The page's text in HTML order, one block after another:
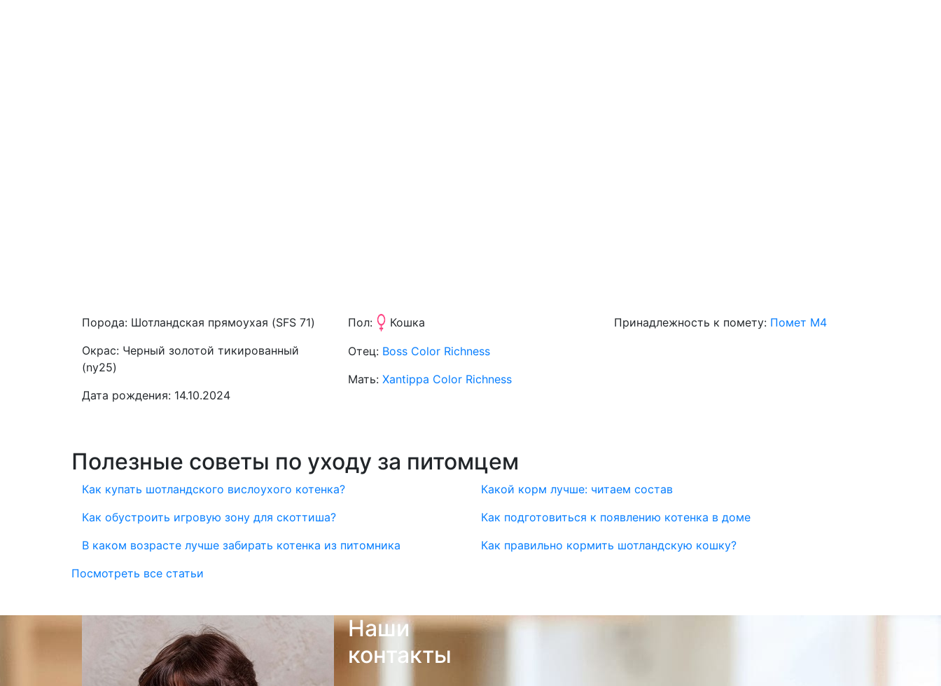
Порода: Шотландская прямоухая (SFS 71)
Окрас: Черный золотой тикированный
(ny25)
Дата рождения: 14.10.2024
Пол: Кошка
Отец: Boss Color Richness
Мать: Xantippa Color Richness
Принадлежность к помету: Помет M4
Полезные советы по уходу за питомцем
Как купать шотландского вислоухого котенка?
Как обустроить игровую зону для скоттиша?
В каком возрасте лучше забирать котенка из питомника
Какой корм лучше: читаем состав
Как подготовиться к появлению котенка в доме
Как правильно кормить шотландскую кошку?
Посмотреть все статьи
Наши
контакты